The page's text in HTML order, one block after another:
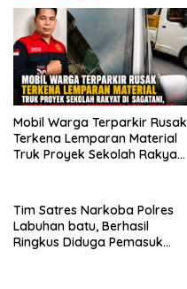
Mobil Warga Terparkir Rusak
Terkena Lemparan Material
Truk Proyek Sekolah Rakyat
Tim Satres Narkoba Polres
Labuhan batu, Berhasil
Ringkus Diduga Pemasuk